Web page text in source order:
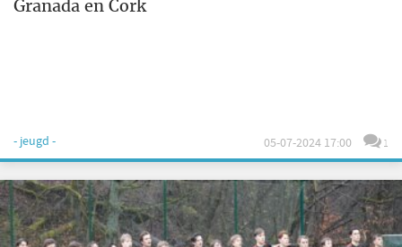
Granada en Cork
- jeugd - 05-07-2024 17:00 1